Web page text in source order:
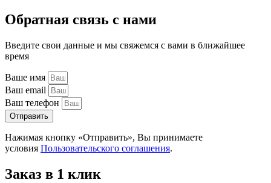
Обратная связь с нами
Введите свои данные и мы свяжемся с вами в ближайшее
время
Ваше имя
Ваш email
Ваш телефон
Отправить
Нажимая кнопку «Отправить», Вы принимаете
условия Пользовательского соглашения.
Заказ в 1 клик